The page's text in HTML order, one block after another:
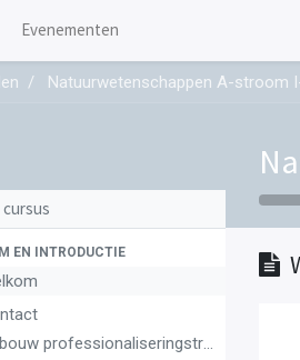
Evenementen
Natuurwetenschappen A-stroom
EN INTRODUCTIE
professionaliseringstraject